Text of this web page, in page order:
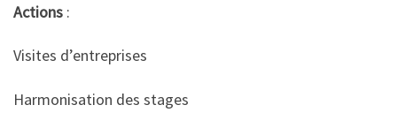
Actions :
Visites d’entreprises
Harmonisation des stages